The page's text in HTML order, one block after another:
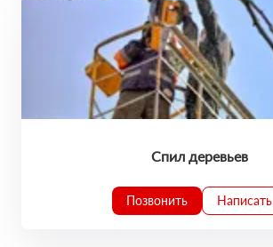
Спил деревьев
Позвонить Написать